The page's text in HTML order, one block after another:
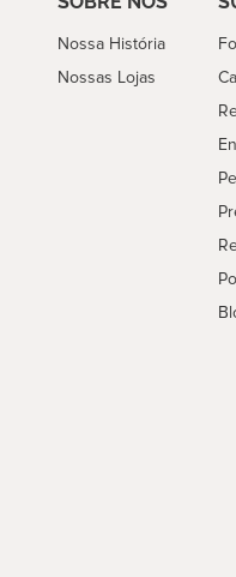
Nossa História
Nossas Lojas